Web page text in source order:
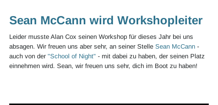
Sean McCann wird Workshopleiter
Leider musste Alan Cox seinen Workshop für dieses Jahr bei uns
absagen. Wir freuen uns aber sehr, an seiner Stelle Sean McCann-
auch von der "School of Night" - mit dabei zu haben, der seinen Platz
einnehmen wird. Sean, wir freuen uns sehr, dich im Boot zu haben!